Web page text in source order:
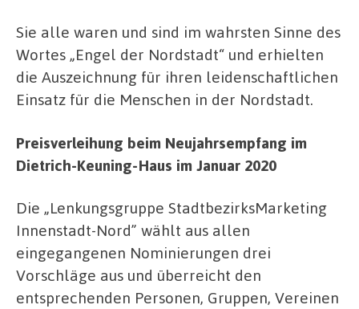
Sie alle waren und sind im wahrsten Sinne des
Wortes „Engel der Nordstadt“ und erhielten
die Auszeichnung für ihren leidenschaftlichen
Einsatz für die Menschen in der Nordstadt.
Preisverleihung beim Neujahrsempfang im
Dietrich-Keuning-Haus im Januar 2020
Die „Lenkungsgruppe StadtbezirksMarketing
Innenstadt-Nord” wählt aus allen
eingegangenen Nominierungen drei
Vorschläge aus und überreicht den
entsprechenden Personen, Gruppen, Vereinen